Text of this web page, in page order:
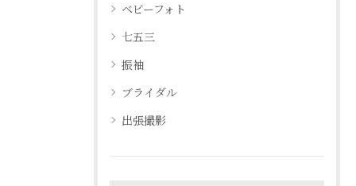
ベビーフォト
七五三
振袖
ブライダル
出張撮影